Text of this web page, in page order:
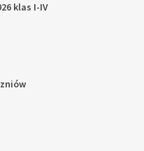
klas I-IV